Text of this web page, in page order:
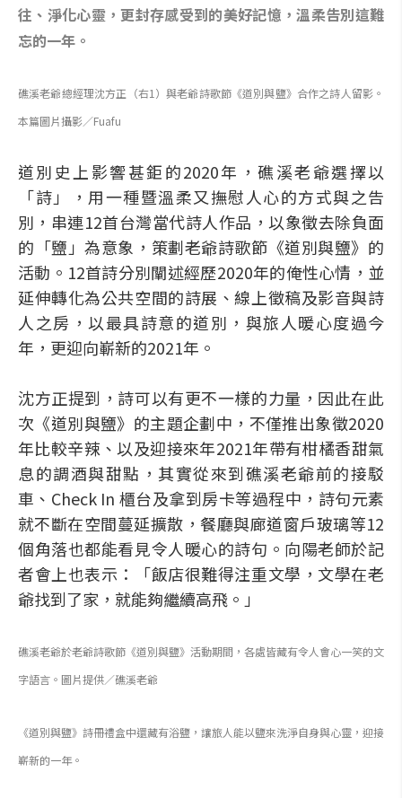
往、淨化心靈，更封存感受到的美好記憶，溫柔告別這難
忘的一年。
礁溪老爺總經理沈方正（右1）與老爺詩歌節《道別與鹽》合作之詩人留影。
本篇圖片攝影／Fuafu
道別史上影響甚鉅的2020年，礁溪老爺選擇以
「詩」，用一種暨溫柔又撫慰人心的方式與之告
別，串連12首台灣當代詩人作品，以象徵去除負面
的「鹽」為意象，策劃老爺詩歌節《道別與鹽》的
活動。12首詩分別闡述經歷2020年的俺性心情，並
延伸轉化為公共空間的詩展、線上徵稿及影音與詩
人之房，以最具詩意的道別，與旅人暖心度過今
年，更迎向嶄新的2021年。
沈方正提到，詩可以有更不一樣的力量，因此在此
次《道別與鹽》的主題企劃中，不僅推出象徵2020
年比較辛辣、以及迎接來年2021年帶有柑橘香甜氣
息的調酒與甜點，其實從來到礁溪老爺前的接駁
車、Check In 櫃台及拿到房卡等過程中，詩句元素
就不斷在空間蔓延擴散，餐廳與廊道窗戶玻璃等12
個角落也都能看見令人暖心的詩句。向陽老師於記
者會上也表示：「飯店很難得注重文學，文學在老
爺找到了家，就能夠繼續高飛。」
礁溪老爺於老爺詩歌節《道別與鹽》活動期間，各處皆藏有令人會心一笑的文
字語言。圖片提供／礁溪老爺
《道別與鹽》詩冊禮盒中還藏有浴鹽，讓旅人能以鹽來洗淨自身與心靈，迎接
嶄新的一年。